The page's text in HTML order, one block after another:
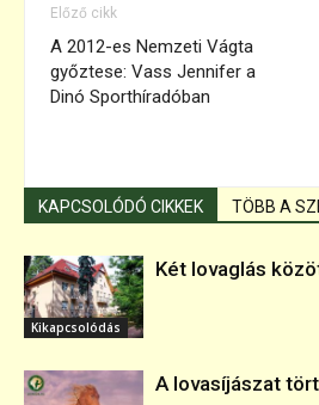
Előző cikk
A 2012-es Nemzeti Vágta
győztese: Vass Jennifer a
Dinó Sporthíradóban
KAPCSOLÓDÓ CIKKEK TÖBB A
Kikapcsolódás
Két lovaglás
A lovasíjászat